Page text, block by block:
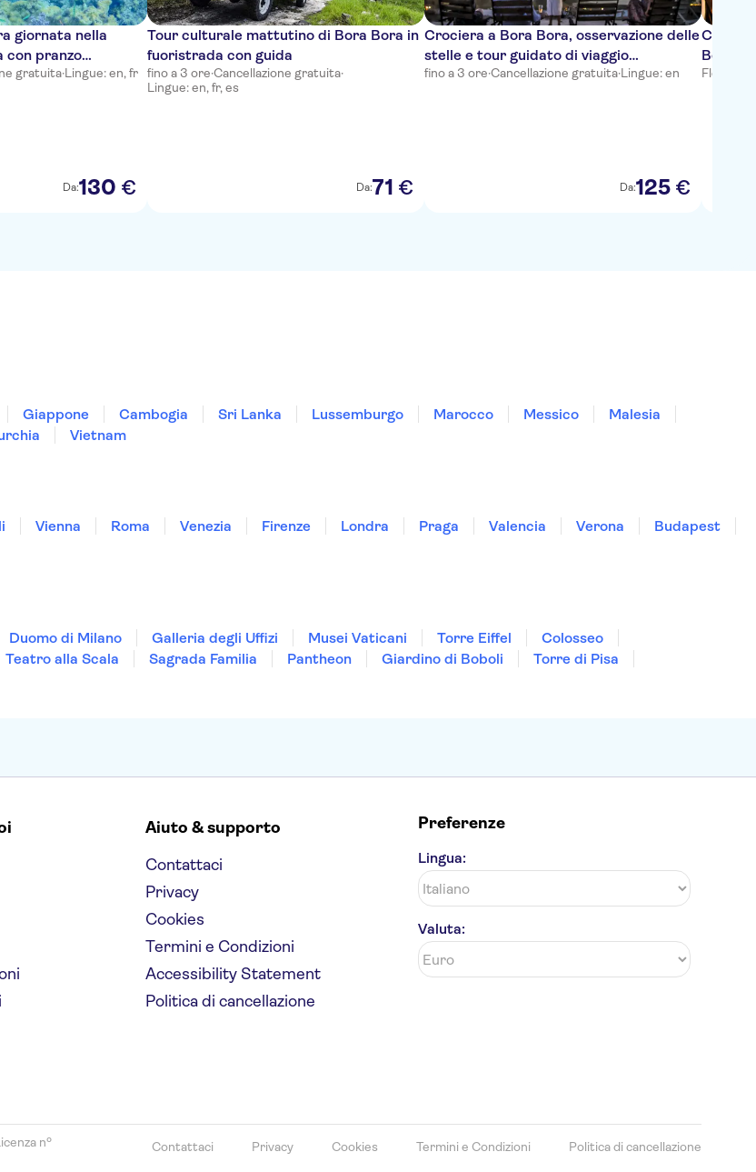
giornata nella
con pranzo
gratuita·Lingue: en, fr
Da:130 €
Tour culturale mattutino di Bora Bora in
fuoristrada con guida
fino a 3 ore·Cancellazione gratuita·
Lingue: en, fr, es
Da:71 €
Crociera a Bora Bora, osservazione delle
stelle e tour guidato di viaggio
polinesiano
fino a 3 ore·Cancellazione gratuita·Lingue: en
Da:125 €
Bora
Flessibile
Giappone Cambogia Sri Lanka Lussemburgo Marocco Messico
Malesia
Vietnam
Vienna Roma Venezia Firenze Londra Praga Valencia Verona
Budapest
Duomo di Milano Galleria degli Uffizi Musei Vaticani Torre Eiffel
Colosseo
Teatro alla Scala Sagrada Familia Pantheon Giardino di Boboli
Torre di Pisa
Aiuto & supporto
Contattaci
Privacy
Cookies
Termini e Condizioni
Accessibility Statement
Politica di cancellazione
Preferenze
Lingua:
Valuta:
nº
Contattaci Privacy Cookies Termini e Condizioni Politica di cancellazione